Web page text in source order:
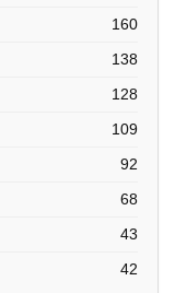
160
138
128
109
92
68
43
42